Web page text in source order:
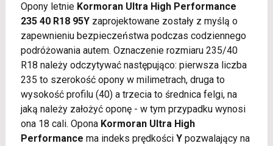
Opony letnie Kormoran Ultra High Performance
235 40 R18 95Yzaprojektowane zostały z myślą o
zapewnieniu bezpieczeństwa podczas codziennego
podróżowania autem. Oznaczenie rozmiaru 235/40
R18 należy odczytywać następująco: pierwsza liczba
235 to szerokość opony w milimetrach, druga to
wysokość profilu (40) a trzecia to średnica felgi, na
jaką należy założyć oponę - w tym przypadku wynosi
ona 18 cali. Opona Kormoran Ultra High
Performance ma indeks prędkości Ypozwalający na